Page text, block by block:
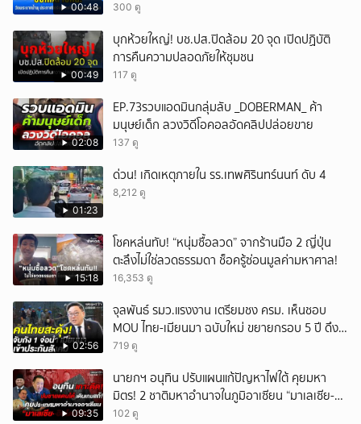
00:48 300 ดู
00:49
บุกห้วยใหญ่! บช.ปส.ปิดล้อม 20 จุด เปิดปฏิบัติ
การคืนความปลอดภัยให้ชุมชน
117 ดู
02:08
EP.73รวบแอดมินกลุ่มลับ _DOBERMAN_ ค้า
มนุษย์เด็ก ลวงวิดีโอคอลอัดคลิปปล่อยขาย
137 ดู
01:23
ด่วน! เกิดเหตุภายใน รร.เทพศิรินทร์นนท์ ดับ 4
8,212 ดู
15:18
โชคหล่นทับ! “หนุ่มซื้อลวด” จากร้านมือ 2 ญี่ปุ่น
ตะลึงไม่ใช่ลวดธรรมดา ช็อครู้ซ่อนมูลค่ามหาศาล!
16,353 ดู
02:56
จุลพันธ์ รมว.แรงงาน เตรียมชง ครม. เห็นชอบ
MOU ไทย-เมียนมา ฉบับใหม่ ขยายกรอบ 5 ปี ดึง
แรงงานเข้าระบบ
719 ดู
09:35
นายกฯ อนุทิน ปรับแผนแก้ปัญหาไฟใต้ คุยมหา
มิตร! 2 ชาติมหาอำนาจในภูมิอาเซียน “มาเลเซีย-
อินโดนีเซีย”
102 ดู